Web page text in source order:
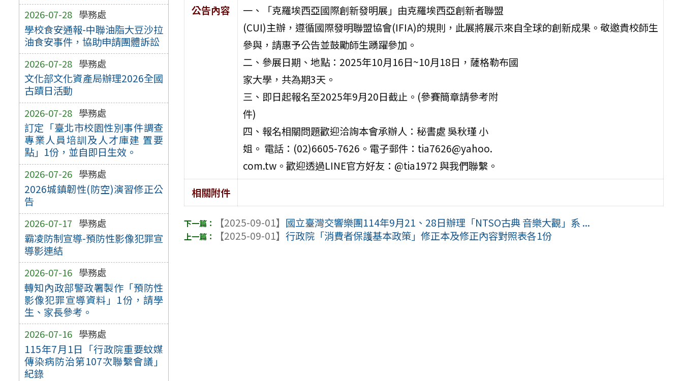
2026-07-28 學務處
學校食安通報-中聯油脂大豆沙拉
油食安事件，協助申請團體訴訟
2026-07-28 學務處
文化部文化資產局辦理2026全國
古蹟日活動
2026-07-28 學務處
訂定「臺北市校園性別事件調查
專業人員培訓及人才庫建 置要
點」1份，並自即日生效。
2026-07-26 學務處
2026城鎮韌性(防空)演習修正公
告
2026-07-17 學務處
霸凌防制宣導-預防性影像犯罪宣
導影連結
2026-07-16 學務處
轉知內政部警政署製作「預防性
影像犯罪宣導資料」1份，請學
生、家長參考。
2026-07-16 學務處
115年7月1日「行政院重要蚊媒
傳染病防治第107次聯繫會議」
紀錄
公告內容
一、「克羅埃西亞國際創新發明展」由克羅埃西亞創新者聯盟
(CUI)主辦，遵循國際發明聯盟協會(IFIA)的規則，此展將展示來自全球的創新成果。敬邀貴校師生
參與，請惠予公告並鼓勵師生踴躍參加。
二、參展日期、地點：2025年10月16日~10月18日，薩格勒布國
家大學，共為期3天。
三、即日起報名至2025年9月20日截止。(參賽簡章請參考附
件)
四、報名相關問題歡迎洽詢本會承辦人：秘書處 吳秋瑾 小
姐。 電話：(02)6605-7626。電子郵件：tia7626@yahoo.
com.tw。歡迎透過LINE官方好友：@tia1972 與我們聯繫。
相關附件
【2025-09-01】 國立臺灣交響樂團114年9月21、28日辦理「NTSO古典 音樂大觀」系 ...
【2025-09-01】行政院「消費者保護基本政策」修正本及修正內容對照表各1份